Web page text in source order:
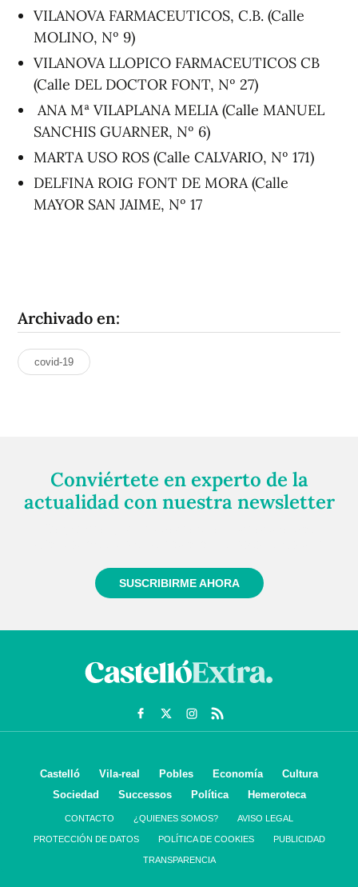
VILANOVA FARMACEUTICOS, C.B. (Calle
MOLINO, Nº 9)
VILANOVA LLOPICO FARMACEUTICOS CB
(Calle DEL DOCTOR FONT, Nº 27)
ANA Mª VILAPLANA MELIA (Calle MANUEL
SANCHIS GUARNER, Nº 6)
MARTA USO ROS (Calle CALVARIO, Nº 171)
DELFINA ROIG FONT DE MORA (Calle
MAYOR SAN JAIME, Nº 17
Archivado en:
covid-19
Conviértete en experto de la
actualidad con nuestra newsletter
SUSCRIBIRME AHORA
Castelló Vila-real Pobles Economía
Cultura
Sociedad
Successos Política Hemeroteca
CONTACTO ¿QUIENES SOMOS? AVISO LEGAL
PROTECCIÓN DE DATOS POLÍTICA DE COOKIES PUBLICIDAD
TRANSPARENCIA